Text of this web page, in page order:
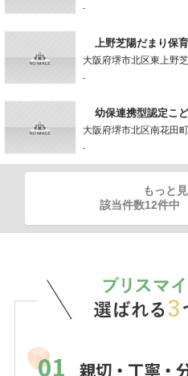
-
上野芝陽だまり保
大阪府堺市北区東上野
-
幼保連携型認定こ
大阪府堺市北区南花田町
-
もっと
該当件数12件中
01
親切・丁寧・